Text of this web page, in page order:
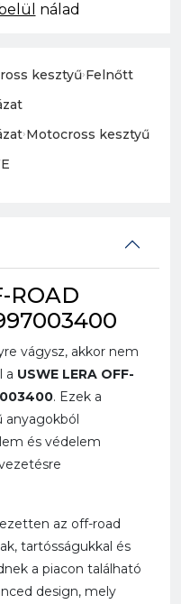
nálad
kesztyű›Felnőtt
›Motocross kesztyű
ROAD
vágysz, akkor nem
a USWE LERA OFF-
. Ezek a
anyagokból
és védelem
az off-road
tartósságukkal és
a piacon található
design, mely